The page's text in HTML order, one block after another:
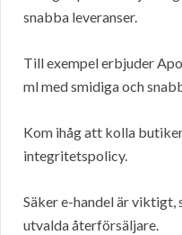
snabba leveranser.
Till exempel erbjuder
ml med smidiga och
Kom ihåg att kolla
integritetspolicy.
Säker e-handel är viktigt,
utvalda återförsäljare.